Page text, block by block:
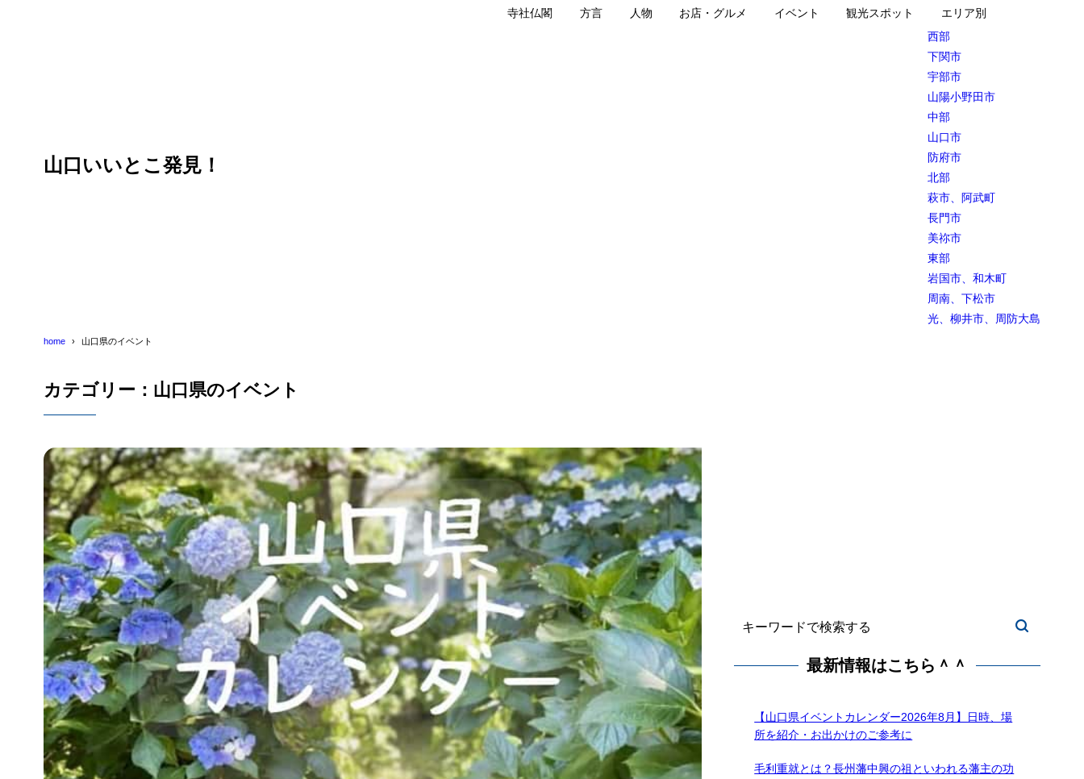
山口いいとこ発見！
寺社仏閣 方言 人物 お店・グルメ イベント 観光スポット
エリア別
西部
下関市
宇部市
山陽小野田市
中部
山口市
防府市
北部
萩市、阿武町
長門市
美祢市
東部
岩国市、和木町
周南、下松市
光、柳井市、周防大島
home 山口県のイベント
カテゴリー：山口県のイベント
最新情報はこちら＾＾
【山口県イベントカレンダー2026年8月】日時、場
所を紹介・お出かけのご参考に
毛利重就とは？長州藩中興の祖といわれる藩主の功